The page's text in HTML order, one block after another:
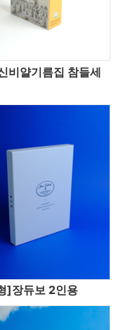
비얄기름집 참들세
]장듀보 2인용